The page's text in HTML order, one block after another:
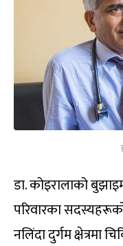
डा. कोइरालाको
परिवारका
नलिंदा दुर्गम